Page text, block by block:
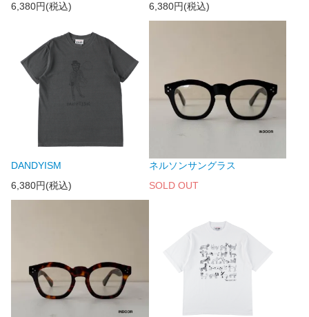
6,380円(税込)
6,380円(税込)
DANDYISM
6,380円(税込)
ネルソンサングラス
SOLD OUT